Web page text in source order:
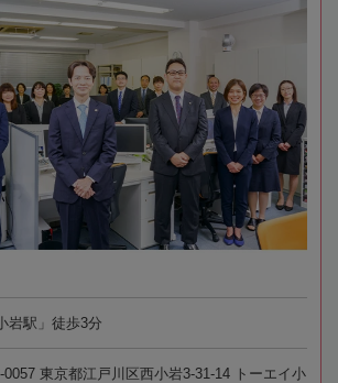
岩駅」徒歩3分
0057 東京都江戸川区西小岩3-31-14 トーエイ小